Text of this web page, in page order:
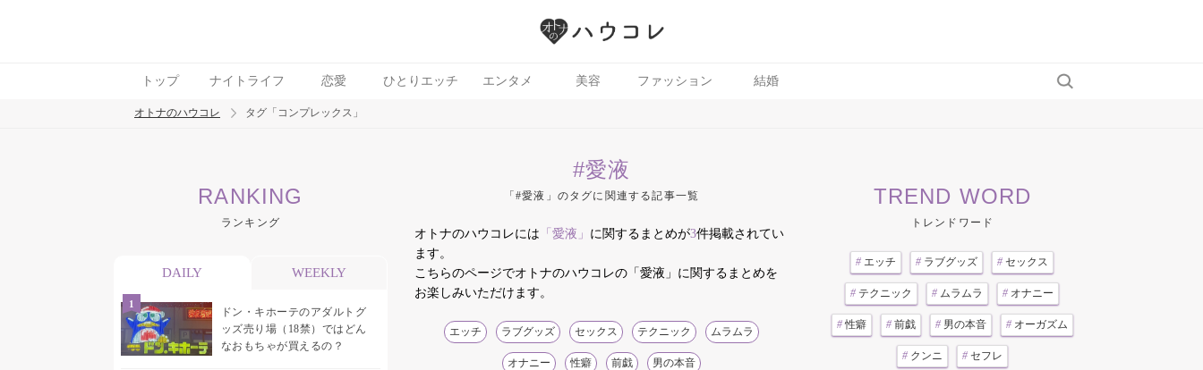
トップ ナイトライフ 恋愛 ひとりエッチ エンタメ 美容 ファッション 結婚
トレンド ワード
ニオイケア
オトナのハウコレ タグ「コンプレックス」
RANKING
ランキング
DAILY WEEKLY
ドン・キホーテのアダルトグ
ッズ売り場（18禁）ではどん
なおもちゃが買えるの？
#愛液
「#愛液」のタグに関連する記事一覧
オトナのハウコレには 「愛液」 に関するまとめが3件掲載されてい
ます。
こちらのページでオトナのハウコレの「愛液」に関するまとめを
お楽しみいただけます。
エッチ ラブグッズ セックス テクニック ムラムラ
オナニー 性癖 前戯 男の本音
TREND WORD
トレンドワード
# エッチ # ラブグッズ # セックス
# テクニック # ムラムラ # オナニー
# 性癖 # 前戯 # 男の本音 # オーガズム
# クンニ # セフレ